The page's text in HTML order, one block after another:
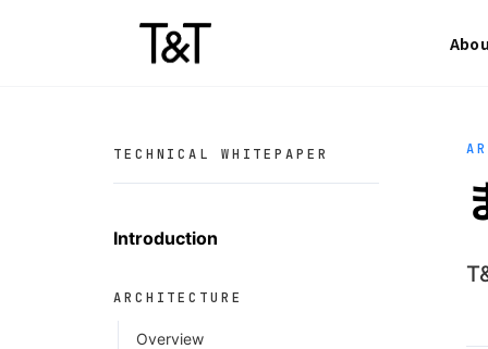
TECHNICAL WHITEPAPER
Introduction
ARCHITECTURE
Overview